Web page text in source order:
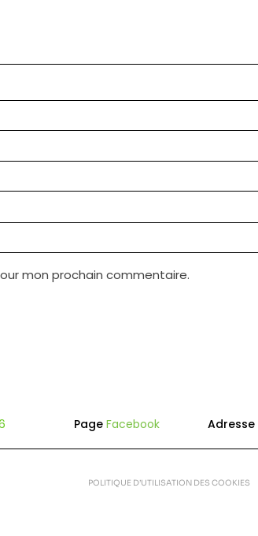
mon prochain commentaire.
Page Facebook Adresse
POLITIQUE D’UTILISATION DES COOKIES